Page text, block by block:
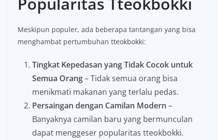
Meskipun populer, ada beberapa tantangan yang bisa
menghambat pertumbuhan tteokbokki:
Tingkat Kepedasan yang Tidak Cocok untuk
Semua Orang– Tidak semua orang bisa
menikmati makanan yang terlalu pedas.
Persaingan dengan Camilan Modern –
Banyaknya camilan baru yang bermunculan
dapat menggeser popularitas tteokbokki.